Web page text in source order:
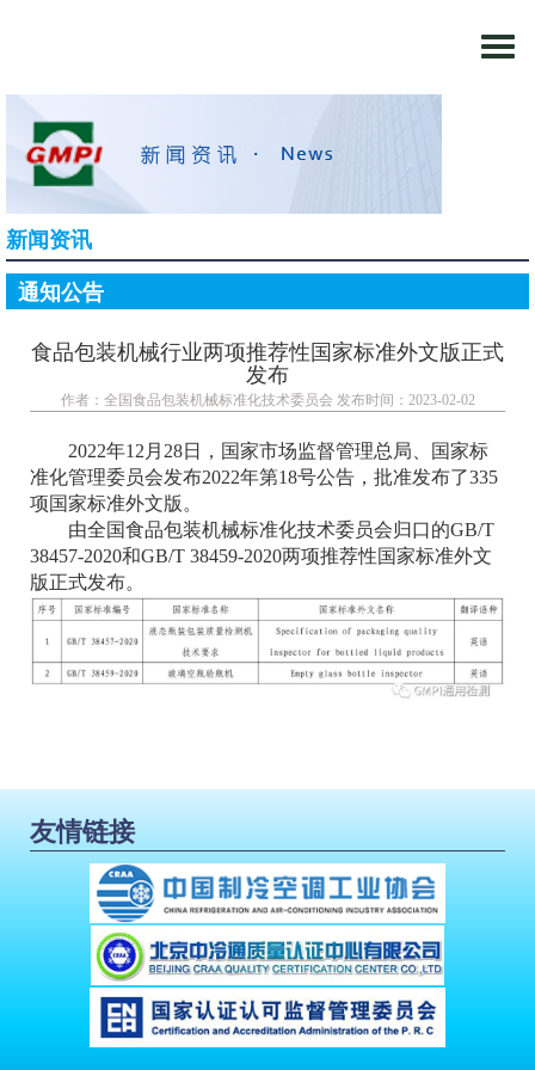
新闻资讯
通知公告
食品包装机械行业两项推荐性国家标准外文版正式
发布
作者： 全国食品包装机械标准化技术委员会 发布时间： 2023-02-02
2022年12月28日，国家市场监督管理总局、国家标
准化管理委员会发布2022年第18号公告，批准发布了335
项国家标准外文版。
由全国食品包装机械标准化技术委员会归口的GB/T
38457-2020和GB/T 38459-2020两项推荐性国家标准外文
版正式发布。
友情链接